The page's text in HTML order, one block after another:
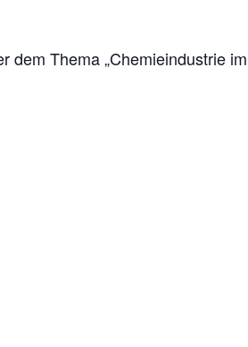
Thema „Chemieindustrie